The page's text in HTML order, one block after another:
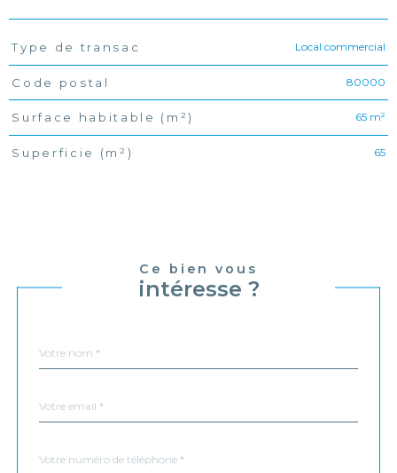
TRAD_PAMPERO_Caracteristique
Type de transac Local commercial
Code postal 80000
Surface habitable (m²) 65 m²
Superficie (m²) 65
Ce bien vous
intéresse ?
par
*
*
*